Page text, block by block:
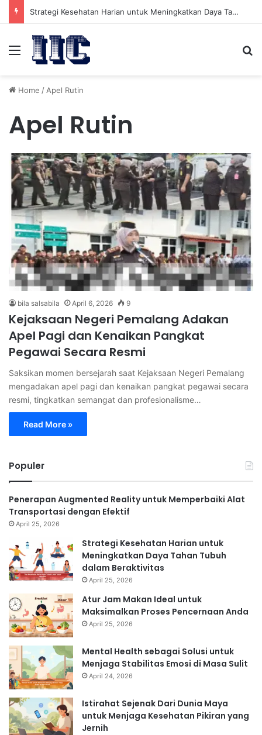
Strategi Kesehatan Harian untuk Meningkatkan Daya Tahan Tubuh dalam Beraktivitas
Menu
Home / Apel Rutin
Apel Rutin
bila salsabila April 6, 2026 9
Kejaksaan Negeri Pemalang Adakan
Apel Pagi dan Kenaikan Pangkat
Pegawai Secara Resmi
Saksikan momen bersejarah saat Kejaksaan Negeri Pemalang
mengadakan apel pagi dan kenaikan pangkat pegawai secara
resmi, tingkatkan semangat dan profesionalisme…
Read More »
Populer
Penerapan Augmented Reality untuk Memperbaiki Alat
Transportasi dengan Efektif
April 25, 2026
Strategi Kesehatan Harian untuk
Meningkatkan Daya Tahan Tubuh
dalam Beraktivitas
April 25, 2026
Atur Jam Makan Ideal untuk
Maksimalkan Proses Pencernaan Anda
April 25, 2026
Mental Health sebagai Solusi untuk
Menjaga Stabilitas Emosi di Masa Sulit
April 24, 2026
Istirahat Sejenak Dari Dunia Maya
untuk Menjaga Kesehatan Pikiran yang
Jernih